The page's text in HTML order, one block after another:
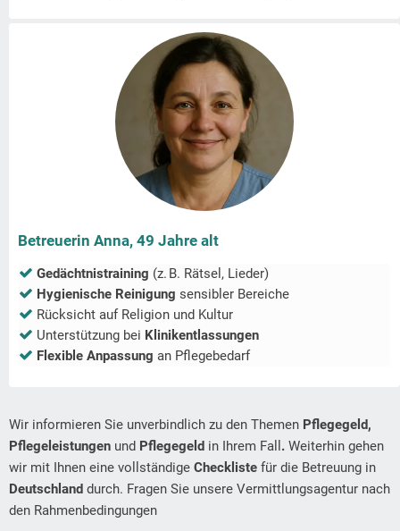
Betreuerin Anna, 49 Jahre alt
Gedächtnistraining (z. B. Rätsel, Lieder)
Hygienische Reinigung sensibler Bereiche
Rücksicht auf Religion und Kultur
Unterstützung bei Klinikentlassungen
Flexible Anpassung an Pflegebedarf
Wir informieren Sie unverbindlich zu den Themen Pflegegeld,
Pflegeleistungen und Pflegegeld in Ihrem Fall . Weiterhin gehen
wir mit Ihnen eine vollständige Checkliste für die Betreuung in
Deutschland durch. Fragen Sie unsere Vermittlungsagentur nach
den Rahmenbedingungen